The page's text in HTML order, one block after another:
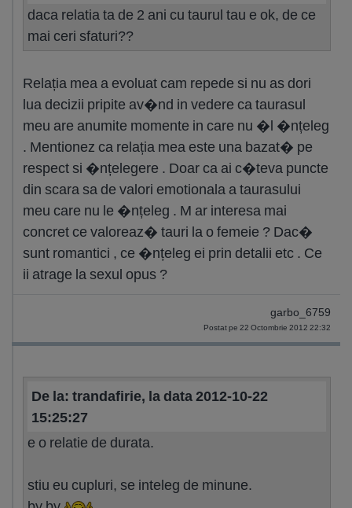
daca relatia ta de 2 ani cu taurul tau e ok, de ce
mai ceri sfaturi??
Relația mea a evoluat cam repede si nu as dori
lua decizii pripite av�nd in vedere ca taurasul
meu are anumite momente in care nu �l �nțeleg
. Mentionez ca relația mea este una bazat� pe
respect si �nțelegere . Doar ca ai c�teva puncte
din scara sa de valori emotionala a taurasului
meu care nu le �nțeleg . M ar interesa mai
concret ce valoreaz� tauri la o femeie ? Dac�
sunt romantici , ce �nțeleg ei prin detalii etc . Ce
ii atrage la sexul opus ?
garbo_6759
Postat pe 22 Octombrie 2012 22:32
De la: trandafirie, la data 2012-10-22
15:25:27
e o relatie de durata.
stiu eu cupluri, se inteleg de minune.